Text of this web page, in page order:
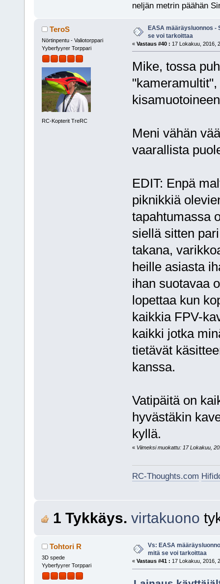
neljän metrin päähän
TeroS
Nörtinpentu - Valiotorppari
Yyberfyyrer Torppari
RC-Kopterit TreRC
EASA määräysluonnos -
se voi tarkoittaa
« Vastaus #40 : 17 Lokakuu, 2016,
Mike, tossa
Meni vähän
vaarallista
EDIT: Enpä
piknikkiä
tapahtumassa
siellä sitten
takana,
heille asiasta
ihan suotavaa
lopettaa kun
kaikkia FPV-
kaikki jotka
tietävät
kanssa.
Vatipäitä on
hyvästäkin
kyllä.
« Viimeksi muokattu: 17 Lokakuu,
RC-Thoughts.com
1 Tykkäys. virtakuono
Tohtori R
3D spede
Yyberfyyrer Torppari
Vs: EASA
mitä se voi tarkoittaa
« Vastaus #41 : 17 Lokakuu, 2016,